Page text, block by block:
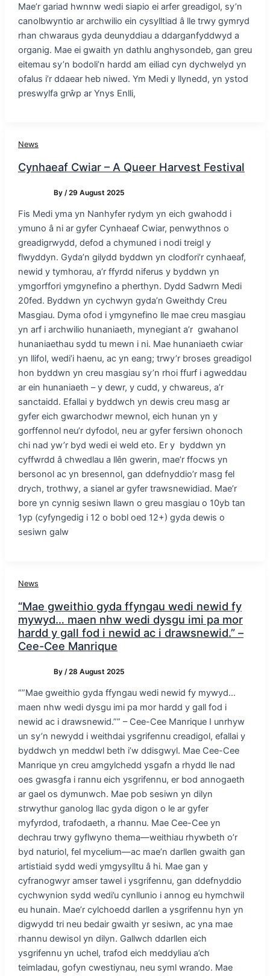
Mae’r gariad hwnnw wedi siapio ei arfer greadigol, sy’n
canolbwyntio ar archwilio ein cysylltiad â lle trwy gymryd
rhan chwaraus gyda deunyddiau a ddarganfyddwyd a
organig. Mae ei gwaith yn dathlu anghysondeb, gan greu
eitemau sy’n bodoli’n hardd am eiliad cyn dychwelyd yn
ofalus i’r ddaear heb niwed. Ym Medi y llynedd, yn ystod
preswylfa grŵp ar Ynys Enlli,
News
Cynhaeaf Cwiar – A Queer Harvest Festival
By/29 August 2025
Fis Medi yma yn Nanhyfer rydym yn eich gwahodd i
ymuno â ni ar gyfer Cynhaeaf Cwiar, penwythnos o
greadigrwydd, defod a chymuned i nodi treigl y
flwyddyn. Gyda’n gilydd byddwn yn clodfori’r cynhaeaf,
newid y tymhorau, a’r ffyrdd niferus y byddwn yn
ymgorffori ymgynefino a pherthyn. Dydd Sadwrn Medi
20fed. Byddwn yn cychwyn gyda’n Gweithdy Creu
Masgiau. Dyma ofod i ymgynefino lle mae creu masgiau
yn arf i archwilio hunaniaeth, mynegiant a’r gwahanol
hunaniaethau sydd tu mewn i ni. Mae hunaniaeth cwiar
yn llifol, wedi’i haenu, ac yn eang; trwy’r broses greadigol
hon byddwn yn creu masgiau sy’n rhoi ffurf i agweddau
ar ein hunaniaeth – y dewr, y cudd, y chwareus, a’r
sanctaidd. Efallai y byddwch yn dewis creu masg ar
gyfer eich gwarchodwr mewnol, eich hunan yn y
gorffennol neu’r dyfodol, neu ar gyfer fersiwn ohonoch
chi nad yw’r byd wedi ei weld eto. Er y byddwn yn
cyffwrdd â chwedlau a llên gwerin, mae’r ffocws yn
bersonol ac yn bresennol, gan ddefnyddio’r masg fel
drych, trothwy, a sianel ar gyfer trawsnewidiad. Mae’r
bore yn cynnig sesiwn llawn o greu masgiau o 10yb tan
1yp (cyfyngedig i 12 o bobl oed 12+) gyda dewis o
sesiwn galw
News
“Mae gweithio gyda ffyngau wedi newid fy
mywyd… maen nhw wedi dysgu imi pa mor
hardd y gall fod i newid ac i drawsnewid.” –
Cee-Cee Manrique
By /28 August 2025
“”Mae gweithio gyda ffyngau wedi newid fy mywyd…
maen nhw wedi dysgu imi pa mor hardd y gall fod i
newid ac i drawsnewid.”” – Cee-Cee Manrique I unrhyw
un sy’n newydd i weithdai ysgrifennu creadigol, efallai y
byddwch yn meddwl beth i’w ddisgwyl. Mae Cee-Cee
Manrique yn creu amgylchedd ysgafn a rhydd lle nad
oes gwasgfa i rannu eich ysgrifennu, er bod annogaeth
ar gael os dymunwch. Mae pob sesiwn yn dilyn
strwythur ganolog llac gyda digon o le ar gyfer
myfyrdod, trafodaeth, a rhannu. Mae Cee-Cee yn
dechrau trwy gyflwyno thema—weithiau rhywbeth o’r
byd naturiol, fel mycelium—ac mae’n darllen gwaith gan
artistiaid sydd wedi ymgysylltu â hi. Mae gan y
cyfranogwyr amser tawel i ysgrifennu, gan ddefnyddio
cychwynion sydd wedi’u cynllunio i annog eu hymchwil
eu hunain. Mae’r cylchoedd darllen a ysgrifennu hyn yn
digwydd tri neu bedair gwaith yr sesiwn, ac yna mae
rhannu dewisol yn dilyn. Gallwch ddarllen eich
ysgrifennu yn uchel, trafod eich meddyliau a’ch
teimladau, gofyn cwestiynau, neu syml wrando. Mae